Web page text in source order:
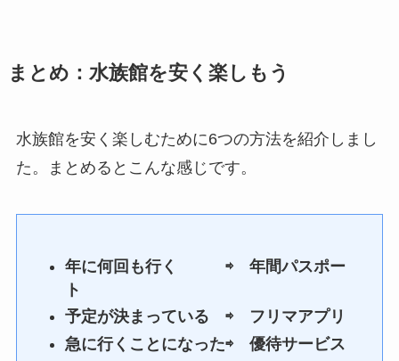
まとめ：水族館を安く楽しもう
水族館を安く楽しむために6つの方法を紹介しまし
た。まとめるとこんな感じです。
年に何回も行く ⇨ 年間パスポー
ト
予定が決まっている ⇨ フリマアプリ
急に行くことになった⇨ 優待サービス